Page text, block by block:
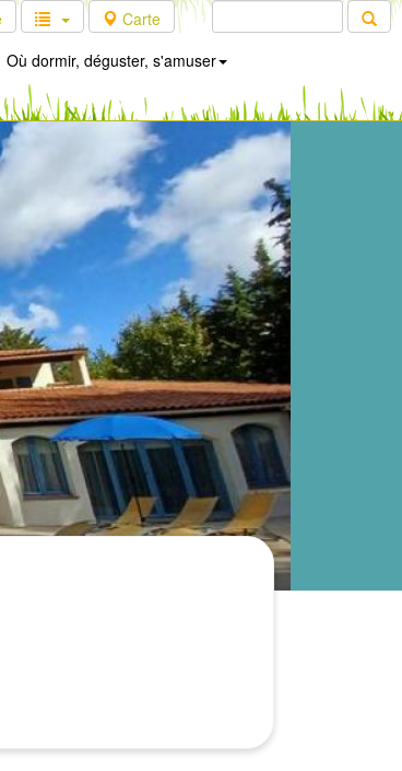
Carte
Où dormir, déguster, s'amuser